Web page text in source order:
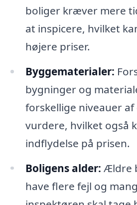
boliger kræver mere
at inspicere, hvilket
højere priser.
Byggematerialer:
bygninger og
forskellige niveauer
vurdere, hvilket også
indflydelse på prisen.
Boligens alder: Ældre
have flere fejl og